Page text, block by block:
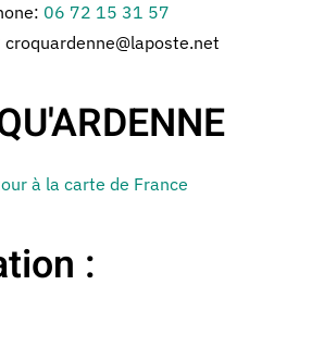
06 72 15 31 57
croquardenne@laposte.net
à la carte de France
: